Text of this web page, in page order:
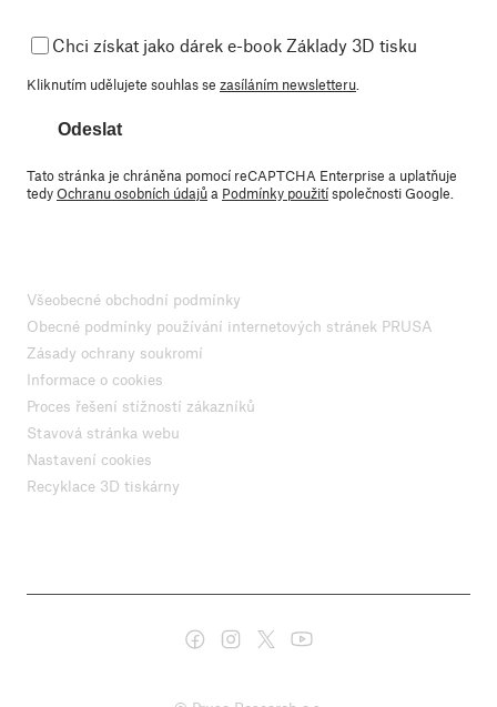
Chci získat jako dárek e-book Základy 3D tisku
Kliknutím udělujete souhlas se zasíláním newsletteru
Odeslat
Tato stránka je chráněna pomocí reCAPTCHA Enterprise a uplatňuje
tedyOchranu osobních údajůa Podmínky použitíspolečnosti Google.
Všeobecné obchodní podmínky
Obecné podmínky používání internetových stránek PRUSA
Zásady ochrany soukromí
Informace o cookies
Proces řešení stížností zákazníků
Stavová stránka webu
Nastavení cookies
Recyklace 3D tiskárny